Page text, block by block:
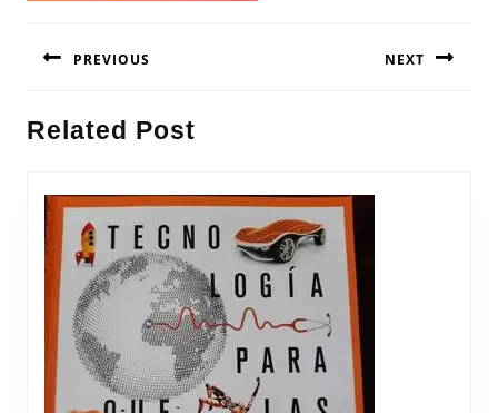
de
PREVIOUS
anterior:
NEXT
Related Post